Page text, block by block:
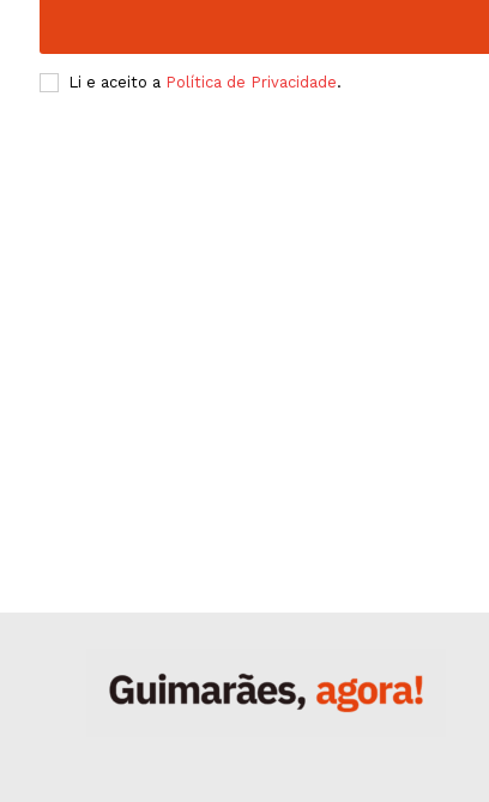
Li e aceito a Política de Privacidade.